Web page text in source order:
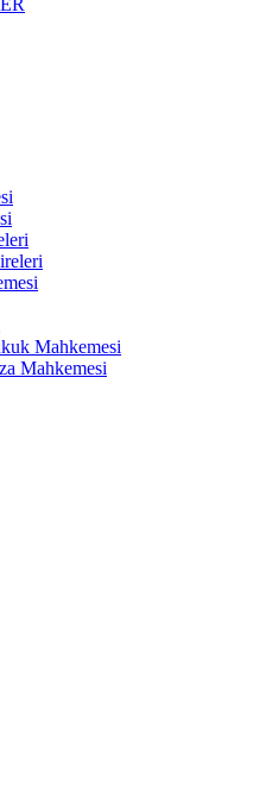
Mahkemesi
Mahkemesi